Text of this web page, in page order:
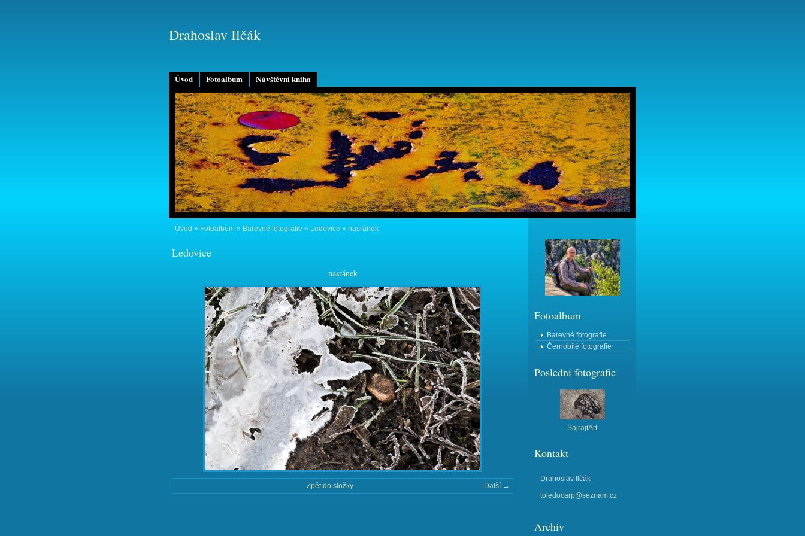
Úvod Fotoalbum Návštěvní kniha
Drahoslav Ilčák
Úvod » Fotoalbum » Barevné fotografie » Ledovice » nasránek
Ledovice
nasránek
Další →
Zpět do složky
Fotoalbum
Barevné fotografie
Černobílé fotografie
Poslední fotografie
SajrajtArt
Kontakt
Drahoslav Ilčák
toledocarp@seznam.cz
Archiv